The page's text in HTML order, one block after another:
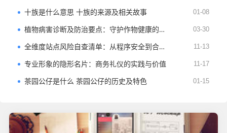
十族是什么意思 十族的来源及相关故事 01-08
植物病害诊断及防治要点：守护作物健康的核心指南 03-30
全维度站点风险自查清单：从程序安全到合规运营的实操指南（适配 360 站长平 11-13
专业形象的隐形名片：商务礼仪的实践与价值 11-17
茶园公仔是什么 茶园公仔的历史及特色 01-15